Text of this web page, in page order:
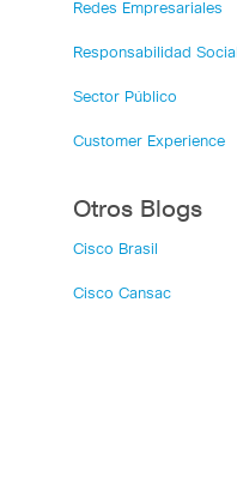
Redes Empresariales
Responsabilidad Social
Sector Público
Customer Experience
Otros Blogs
Cisco Brasil
Cisco Cansac